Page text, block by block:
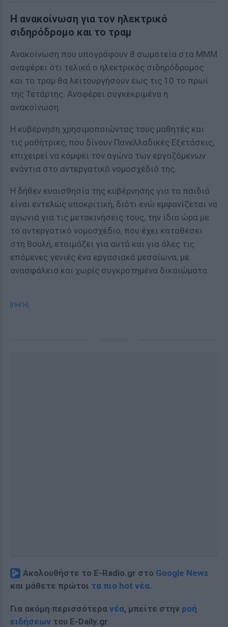
Η ανακοίνωση για τον ηλεκτρικό
σιδηρόδρομο και το τραμ
Ανακοίνωση που υπογράφουν 8 σωματεία στα ΜΜΜ
αναφέρει ότι τελικά ο ηλεκτρικός σιδηρόδρομος
και το τραμ θα λειτουργήσουν έως τις 10 το πρωί
της Τετάρτης. Αναφέρει συγκεκριμένα η
ανακοίνωση:
Η κυβέρνηση χρησιμοποιώντας τους μαθητές και
τις μαθήτριες, που δίνουν Πανελλαδικές Εξετάσεις,
επιχειρεί να κάμψει τον αγώνα των εργαζόμενων
ενάντια στο αντεργατικό νομοσχέδιό της.
Η δήθεν ευαισθησία της κυβέρνησης για τα παιδιά
είναι εντελώς υποκριτική, διότι ενώ εμφανίζεται να
αγωνιά για τις μετακινήσεις τους, την ίδια ώρα με
το αντεργατικό νομοσχέδιο, που έχει καταθέσει
στη Βουλή, ετοιμάζει για αυτά και για όλες τις
επόμενες γενιές ένα εργασιακό μεσαίωνα, με
ανασφάλεια και χωρίς συγκροτημένα δικαιώματα.
[ΠΗΓΗ]
Ακολουθήστε το E-Radio.gr στο Google News
και μάθετε πρώτοι τα πιο hot νέα.
Για ακόμη περισσότερα νέα, μπείτε στην ροή
ειδήσεων του E-Daily.gr